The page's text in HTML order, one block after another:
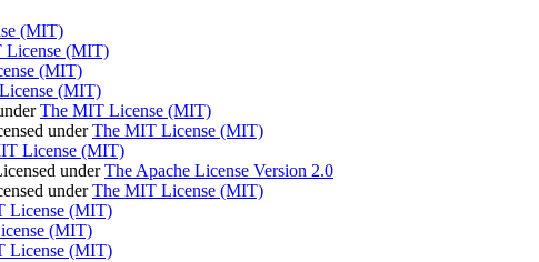
(MIT)
License (MIT)
(MIT)
(MIT)
The MIT License (MIT)
underThe MIT License (MIT)
License (MIT)
underThe Apache License Version 2.0
underThe MIT License (MIT)
License (MIT)
(MIT)
License (MIT)